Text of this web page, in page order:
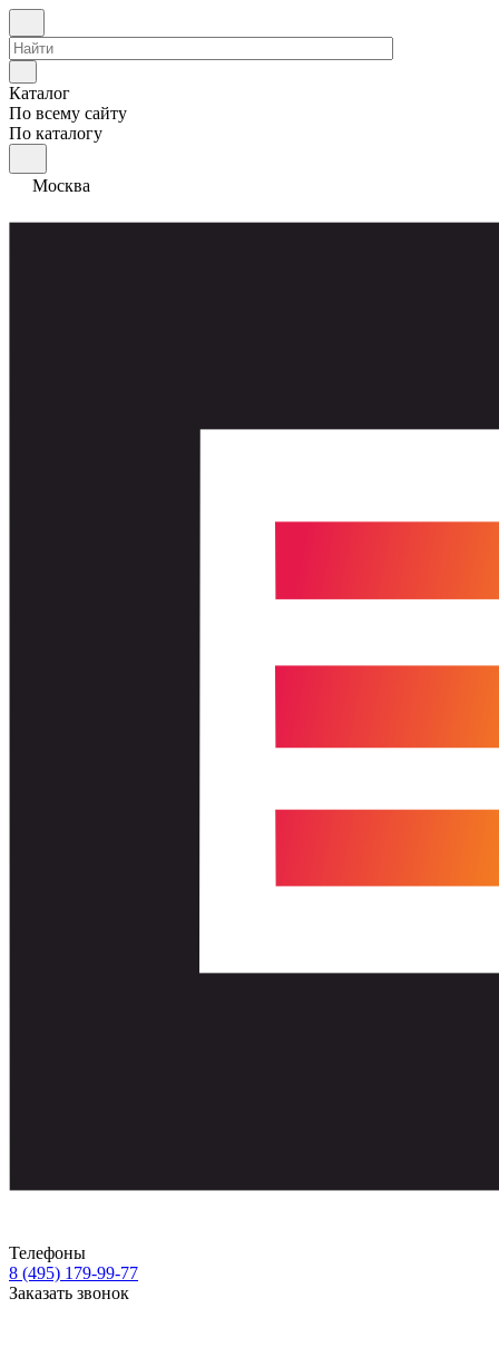
Каталог
По всему сайту
По каталогу
Москва
Телефоны
8 (495) 179-99-77
Заказать звонок